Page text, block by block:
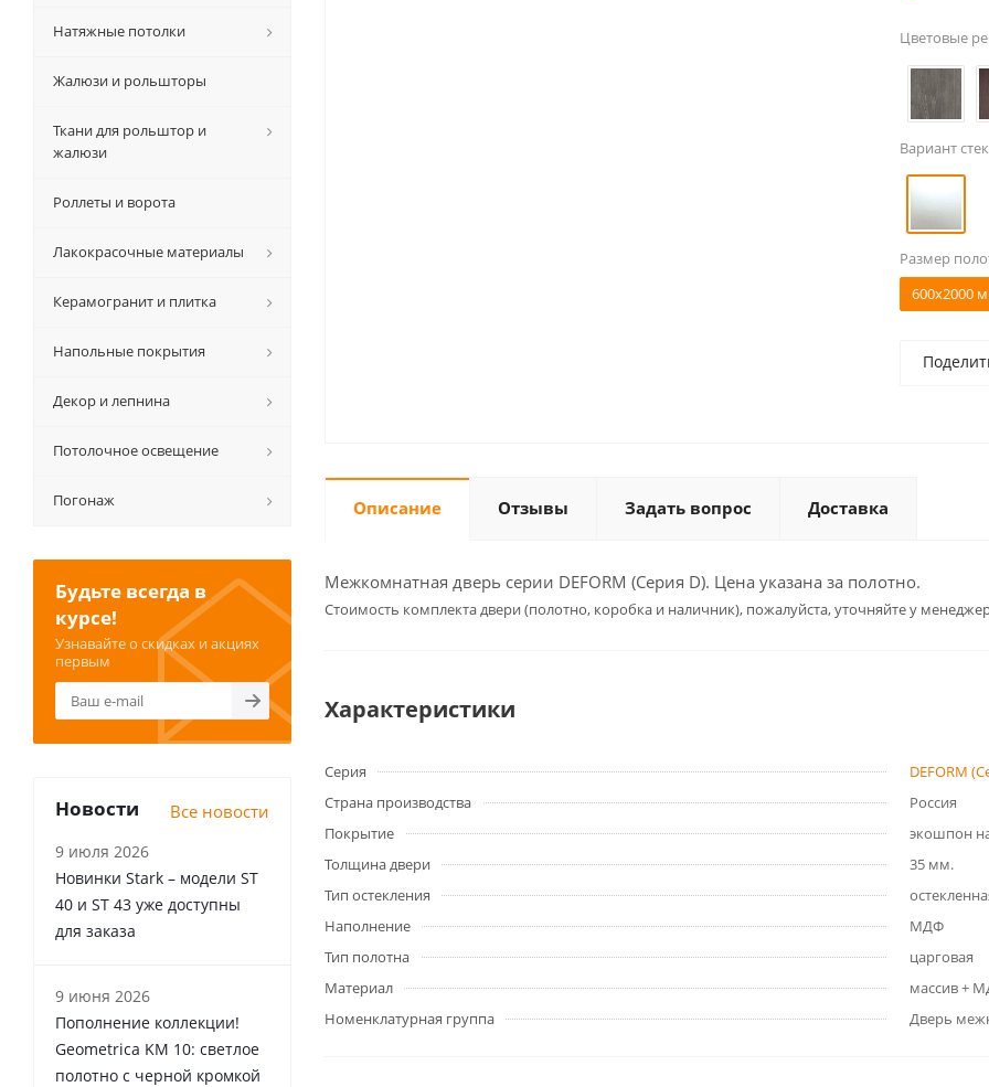
Цветовые
Вариант
Размер
600x2000
Описание Отзывы Задать вопрос Доставка
Межкомнатная дверь серии DEFORM (Серия D). Цена указана за полотно.
Cтоимость комплекта двери (полотно, коробка и наличник), пожалуйста, уточняйте у
Характеристики
Серия
DEFORM
Страна производства
Россия
Покрытие
экошпон
Толщина двери
35 мм.
Тип остекления
Наполнение
МДФ
Тип полотна
царговая
Материал
массив +
Номенклатурная группа
Дверь
Натяжные потолки
Жалюзи и рольшторы
Ткани для рольштор и
жалюзи
Роллеты и ворота
Лакокрасочные материалы
Керамогранит и плитка
Напольные покрытия
Декор и лепнина
Потолочное освещение
Погонаж
Будьте всегда в
курсе!
Узнавайте о скидках и акциях
первым
Новости Все новости
9 июля 2026
Новинки Stark – модели ST
40 и ST 43 уже доступны
для заказа
9 июня 2026
Пополнение коллекции!
Geometrica KM 10: светлое
полотно с черной кромкой